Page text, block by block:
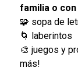
familia o
🧩 sopa de
🌀 laberintos
🎨 juegos y
más!